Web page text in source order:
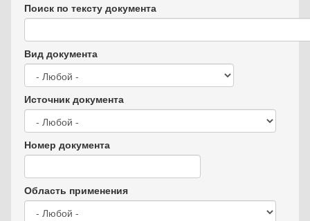
Поиск по тексту документа
Вид документа
Источник документа
Номер документа
Область применения